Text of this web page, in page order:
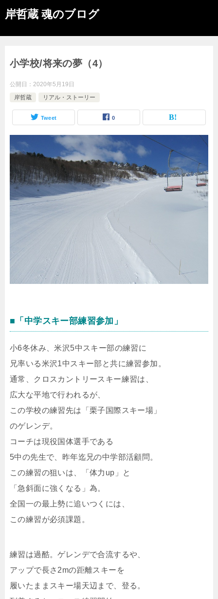
岸哲蔵 魂のブログ
小学校/将来の夢（4）
公開日： 2020年5月19日
岸哲蔵
リアル・ストーリー
Tweet 0
■「中学スキー部練習参加」
小6冬休み、米沢5中スキー部の練習に
兄率いる米沢1中スキー部と共に練習参加。
通常、クロスカントリースキー練習は、
広大な平地で行われるが、
この学校の練習先は「栗子国際スキー場」
のゲレンデ。
コーチは現役国体選手である
5中の先生で、昨年迄兄の中学部活顧問。
この練習の狙いは、「体力up」と
「急斜面に強くなる」為。
全国一の最上勢に追いつくには、
この練習が必須課題。
練習は過酷。ゲレンデで合流するや、
アップで長さ2mの距離スキーを
履いたままスキー場天辺まで、登る。